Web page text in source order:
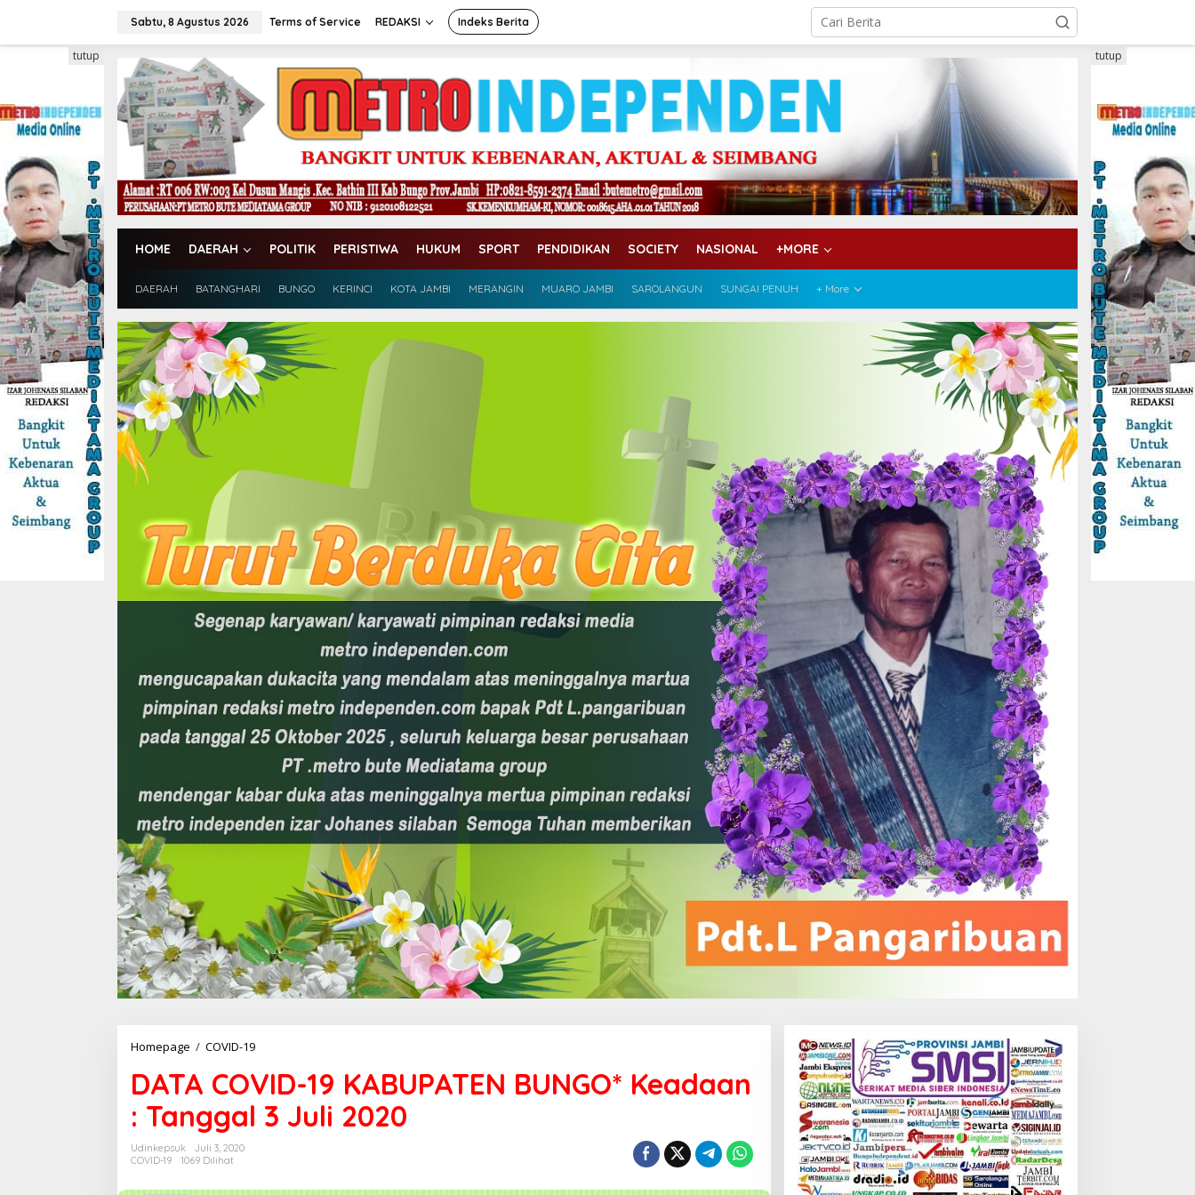
k
e
e
n
Sabtu, 8 Agustus 2026 Terms of Service REDAKSI Indeks Berita
HOME DAERAH POLITIK PERISTIWA HUKUM SPORT PENDIDIKAN SOCIETY NASIONAL +MORE
DAERAH BATANGHARI BUNGO KERINCI KOTA JAMBI MERANGIN MUARO JAMBI SAROLANGUN SUNGAI PENUH + More
tutup tutup
Homepage / COVID-19
T
A
-
DATA COVID-19 KABUPATEN BUNGO* Keadaan
: Tanggal 3 Juli 2020
Udinkepsuk
Juli 3, 2020
COVID-19
1069 Dilihat